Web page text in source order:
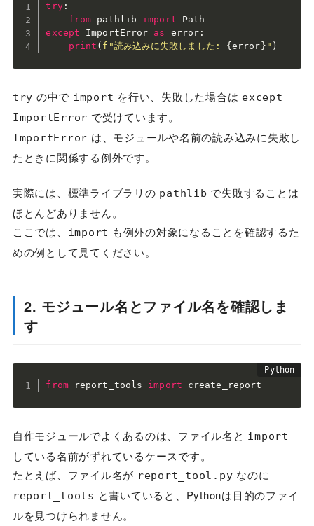
try:
from pathlib import
except ImportError as error :
print ( f"読み込みに失敗しました: {error } " )
try の中で import を行い、失敗した場合は except
ImportError で受けています。
ImportError は、モジュールや名前の読み込みに失敗し
たときに関係する例外です。
実際には、標準ライブラリの pathlib で失敗することは
ほとんどありません。
ここでは、
import も例外の対象になることを確認するた
めの例として見てください。
2. モジュール名とファイル名を確認しま
す
from report_tools import create_report
自作モジュールでよくあるのは、ファイル名と import
している名前がずれているケースです。
たとえば、ファイル名が report_tool.py なのに
report_tools と書いていると、Pythonは目的のファイ
ルを見つけられません。